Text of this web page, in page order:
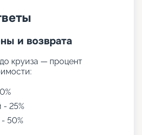
и возврата
круиза — процент
- 25%
50%